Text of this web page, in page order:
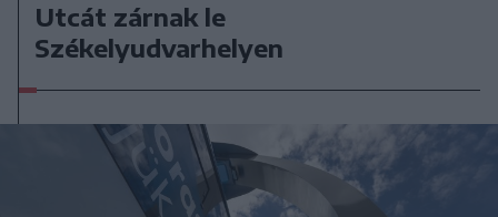
Utcát zárnak le
Székelyudvarhelyen